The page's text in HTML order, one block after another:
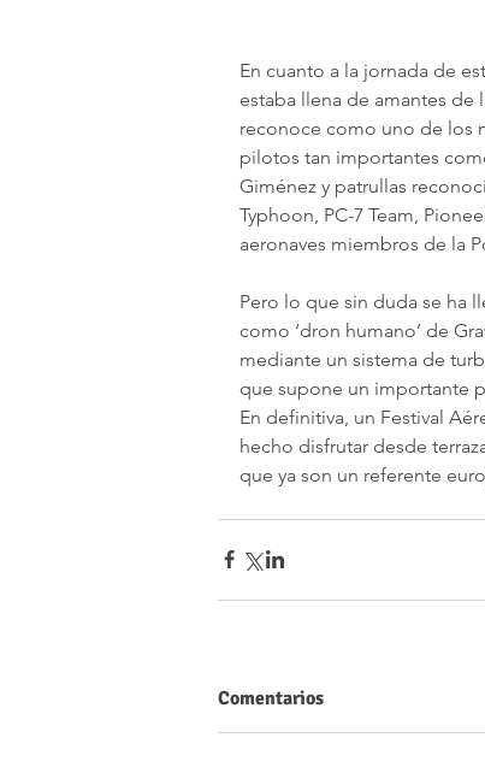
En cuanto a la jornada de
estaba llena de amantes de
reconoce como uno de los
pilotos tan importantes
Giménez y patrullas
Typhoon, PC-7 Team,
aeronaves miembros de la
Pero lo que sin duda se ha
como ‘dron humano’ de
mediante un sistema de
que supone un importante
En definitiva, un Festival
hecho disfrutar desde
que ya son un referente
Comentarios